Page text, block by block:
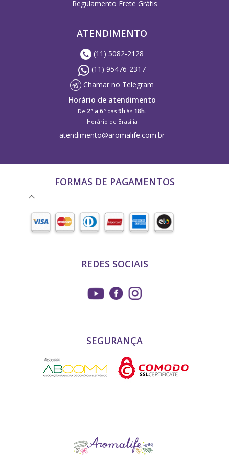
Regulamento Frete Grátis
ATENDIMENTO
(11) 5082-2128
(11) 95476-2317
Chamar no Telegram
Horário de atendimento
De 2ª a 6ª das 9h às 18h.
Horário de Brasília
atendimento@aromalife.com.br
FORMAS DE PAGAMENTOS
REDES SOCIAIS
SEGURANÇA